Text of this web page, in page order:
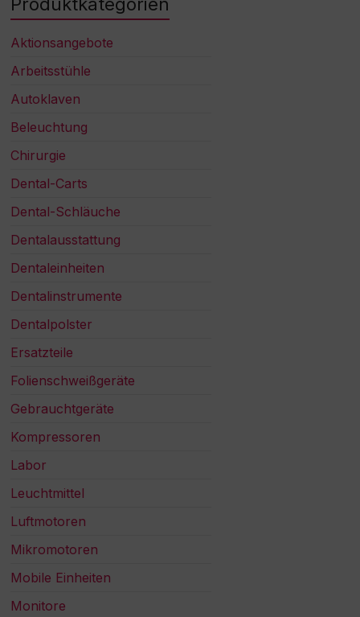
Aktionsangebote
Arbeitsstühle
Autoklaven
Beleuchtung
Chirurgie
Dental-Carts
Dental-Schläuche
Dentalausstattung
Dentaleinheiten
Dentalinstrumente
Dentalpolster
Ersatzteile
Folienschweißgeräte
Gebrauchtgeräte
Kompressoren
Labor
Leuchtmittel
Luftmotoren
Mikromotoren
Mobile Einheiten
Monitore